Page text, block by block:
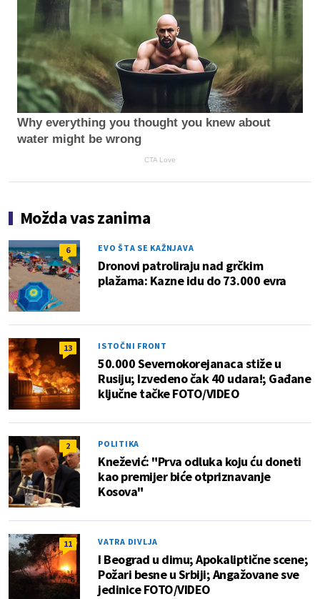
Why everything you thought you knew about
water might be wrong
CTA Love
Možda vas zanima
6 EVO ŠTA SE KAŽNJAVA
Dronovi patroliraju nad grčkim
plažama: Kazne idu do 73.000 evra
13 ISTOČNI FRONT
50.000 Severnokorejanaca stiže u
Rusiju; Izvedeno čak 40 udara!; Gađane
ključne tačke FOTO/VIDEO
2 POLITIKA
Knežević: "Prva odluka koju ću doneti
kao premijer biće otpriznavanje
Kosova"
11 VATRA DIVLJA
I Beograd u dimu; Apokaliptične scene;
Požari besne u Srbiji; Angažovane sve
jedinice FOTO/VIDEO